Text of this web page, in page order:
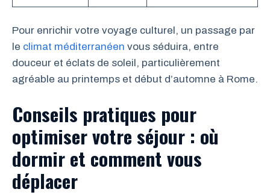
Pour enrichir votre voyage culturel, un passage par
le climat méditerranéen vous séduira, entre
douceur et éclats de soleil, particulièrement
agréable au printemps et début d’automne à Rome.
Conseils pratiques pour
optimiser votre séjour : où
dormir et comment vous
déplacer